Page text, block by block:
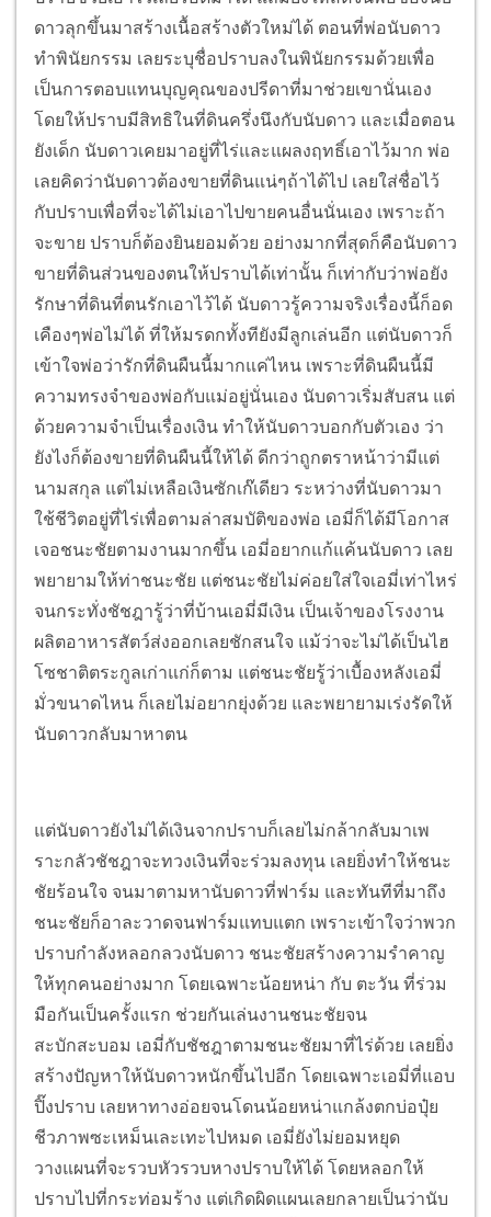
ดาวลุกขึ้นมาสร้างเนื้อสร้างตัวใหม่ได้ ตอนที่พ่อนับดาว
ทำพินัยกรรม เลยระบุชื่อปราบลงในพินัยกรรมด้วยเพื่อ
เป็นการตอบแทนบุญคุณของปรีดาที่มาช่วยเขานั่นเอง
โดยให้ปราบมีสิทธิในที่ดินครึ่งนึงกับนับดาว และเมื่อตอน
ยังเด็ก นับดาวเคยมาอยู่ที่ไร่และแผลงฤทธิ์เอาไว้มาก พ่อ
เลยคิดว่านับดาวต้องขายที่ดินแน่ๆถ้าได้ไป เลยใส่ชื่อไว้
กับปราบเพื่อที่จะได้ไม่เอาไปขายคนอื่นนั่นเอง เพราะถ้า
จะขาย ปราบก็ต้องยินยอมด้วย อย่างมากที่สุดก็คือนับดาว
ขายที่ดินส่วนของตนให้ปราบได้เท่านั้น ก็เท่ากับว่าพ่อยัง
รักษาที่ดินที่ตนรักเอาไว้ได้ นับดาวรู้ความจริงเรื่องนี้ก็อด
เคืองๆพ่อไม่ได้ ที่ให้มรดกทั้งทียังมีลูกเล่นอีก แต่นับดาวก็
เข้าใจพ่อว่ารักที่ดินผืนนี้มากแค่ไหน เพราะที่ดินผืนนี้มี
ความทรงจำของพ่อกับแม่อยู่นั่นเอง นับดาวเริ่มสับสน แต่
ด้วยความจำเป็นเรื่องเงิน ทำให้นับดาวบอกกับตัวเอง ว่า
ยังไงก็ต้องขายที่ดินผืนนี้ให้ได้ ดีกว่าถูกตราหน้าว่ามีแต่
นามสกุล แต่ไม่เหลือเงินซักเก๊เดียว ระหว่างที่นับดาวมา
ใช้ชีวิตอยู่ที่ไร่เพื่อตามล่าสมบัติของพ่อ เอมี่ก็ได้มีโอกาส
เจอชนะชัยตามงานมากขึ้น เอมี่อยากแก้แค้นนับดาว เลย
พยายามให้ท่าชนะชัย แต่ชนะชัยไม่ค่อยใส่ใจเอมี่เท่าไหร่
จนกระทั่งชัชฎารู้ว่าที่บ้านเอมี่มีเงิน เป็นเจ้าของโรงงาน
ผลิตอาหารสัตว์ส่งออกเลยชักสนใจ แม้ว่าจะไม่ได้เป็นไฮ
โซชาติตระกูลเก่าแก่ก็ตาม แต่ชนะชัยรู้ว่าเบื้องหลังเอมี่
มั่วขนาดไหน ก็เลยไม่อยากยุ่งด้วย และพยายามเร่งรัดให้
นับดาวกลับมาหาตน
แต่นับดาวยังไม่ได้เงินจากปราบก็เลยไม่กล้ากลับมาเพ
ราะกลัวชัชฎาจะทวงเงินที่จะร่วมลงทุน เลยยิ่งทำให้ชนะ
ชัยร้อนใจ จนมาตามหานับดาวที่ฟาร์ม และทันทีที่มาถึง
ชนะชัยก็อาละวาดจนฟาร์มแทบแตก เพราะเข้าใจว่าพวก
ปราบกำลังหลอกลวงนับดาว ชนะชัยสร้างความรำคาญ
ให้ทุกคนอย่างมาก โดยเฉพาะน้อยหน่า กับ ตะวัน ที่ร่วม
มือกันเป็นครั้งแรก ช่วยกันเล่นงานชนะชัยจน
สะบักสะบอม เอมี่กับชัชฎาตามชนะชัยมาที่ไร่ด้วย เลยยิ่ง
สร้างปัญหาให้นับดาวหนักขึ้นไปอีก โดยเฉพาะเอมี่ที่แอบ
ปิ๊งปราบ เลยหาทางอ่อยจนโดนน้อยหน่าแกล้งตกบ่อปุ๋ย
ชีวภาพซะเหม็นเละเทะไปหมด เอมี่ยังไม่ยอมหยุด
วางแผนที่จะรวบหัวรวบหางปราบให้ได้ โดยหลอกให้
ปราบไปที่กระท่อมร้าง แต่เกิดผิดแผนเลยกลายเป็นว่านับ